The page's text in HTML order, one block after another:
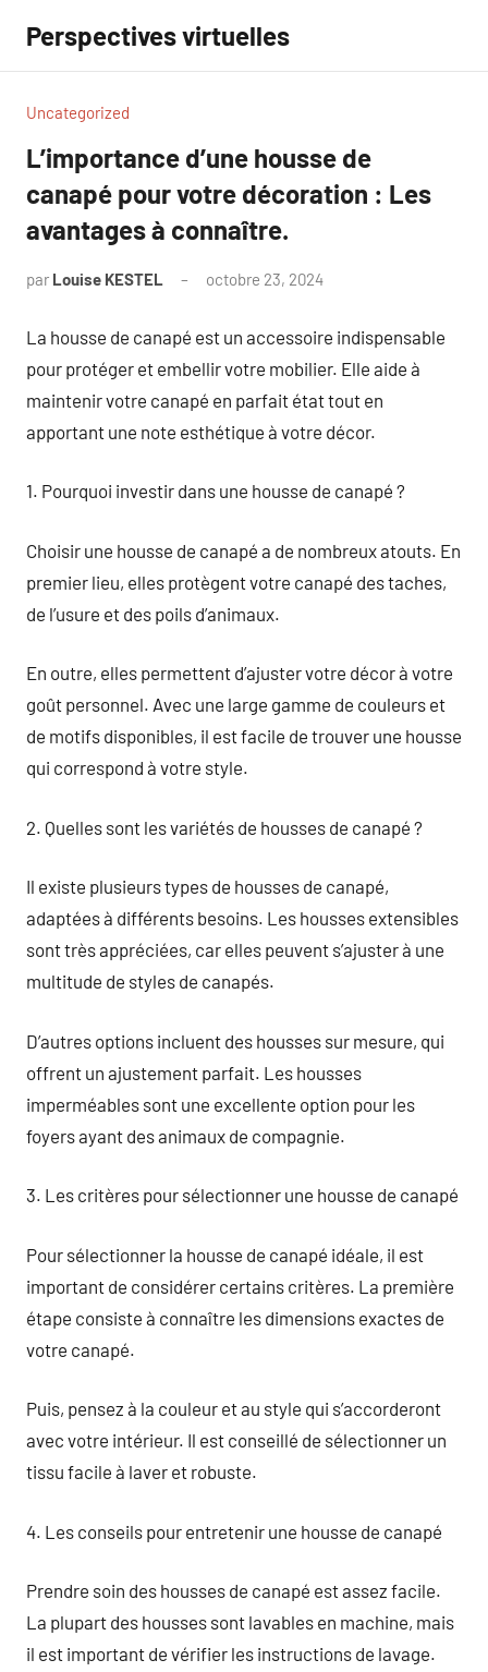
contenu
Perspectives virtuelles
Uncategorized
L’importance d’une housse de
canapé pour votre décoration : Les
avantages à connaître.
par Louise KESTEL octobre 23, 2024
La housse de canapé est un accessoire indispensable
pour protéger et embellir votre mobilier. Elle aide à
maintenir votre canapé en parfait état tout en
apportant une note esthétique à votre décor.
1. Pourquoi investir dans une housse de canapé ?
Choisir une housse de canapé a de nombreux atouts. En
premier lieu, elles protègent votre canapé des taches,
de l’usure et des poils d’animaux.
En outre, elles permettent d’ajuster votre décor à votre
goût personnel. Avec une large gamme de couleurs et
de motifs disponibles, il est facile de trouver une housse
qui correspond à votre style.
2. Quelles sont les variétés de housses de canapé ?
Il existe plusieurs types de housses de canapé,
adaptées à différents besoins. Les housses extensibles
sont très appréciées, car elles peuvent s’ajuster à une
multitude de styles de canapés.
D’autres options incluent des housses sur mesure, qui
offrent un ajustement parfait. Les housses
imperméables sont une excellente option pour les
foyers ayant des animaux de compagnie.
3. Les critères pour sélectionner une housse de canapé
Pour sélectionner la housse de canapé idéale, il est
important de considérer certains critères. La première
étape consiste à connaître les dimensions exactes de
votre canapé.
Puis, pensez à la couleur et au style qui s’accorderont
avec votre intérieur. Il est conseillé de sélectionner un
tissu facile à laver et robuste.
4. Les conseils pour entretenir une housse de canapé
Prendre soin des housses de canapé est assez facile.
La plupart des housses sont lavables en machine, mais
il est important de vérifier les instructions de lavage.